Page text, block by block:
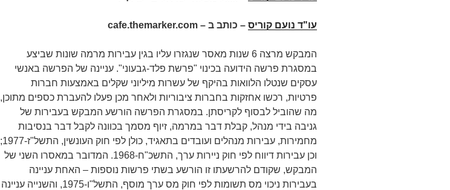
עו"ד נועם קוריס – כותב ב – cafe.themarker.com
המבקש מרצה 6 שנות מאסר שנגזרו עליו בגין עבירות מרמה שונות שביצע
במסגרת פרשה הידועה בכינוי "פרשת פלד-גבעוני". עניינה של הפרשה באנשי
עסקים שנטלו הלוואות בהיקף של עשרות מיליוני שקלים באמצעות חברות
פרטיות, רכשו אחזקות בחברות ציבוריות ולאחר מכן פעלו להעברת כספים מתוכן,
מה שהוביל לבסוף לקריסתן. במסגרת הפרשה הורשע המבקש בעבירות של
גניבה בידי מנהל, קבלת דבר במרמה, זיוף מסמך בכוונה לקבל דבר בנסיבות
מחמירות, עבירות מנהלים ועובדים בתאגיד, כולן לפי חוק העונשין, התשל"ז-1977;
וכן עבירות דיווח לפי חוק ניירות ערך, התשכ"ח-1968. המדובר במאסרו השני של
המבקש, שקודם להרשעתו זו הורשע בשתי פרשות נוספות – האחת עניינה
בעבירות ניכוי מס תשומות לפי חוק מס ערך מוסף, התשל"ו-1975, והשנייה עניינה